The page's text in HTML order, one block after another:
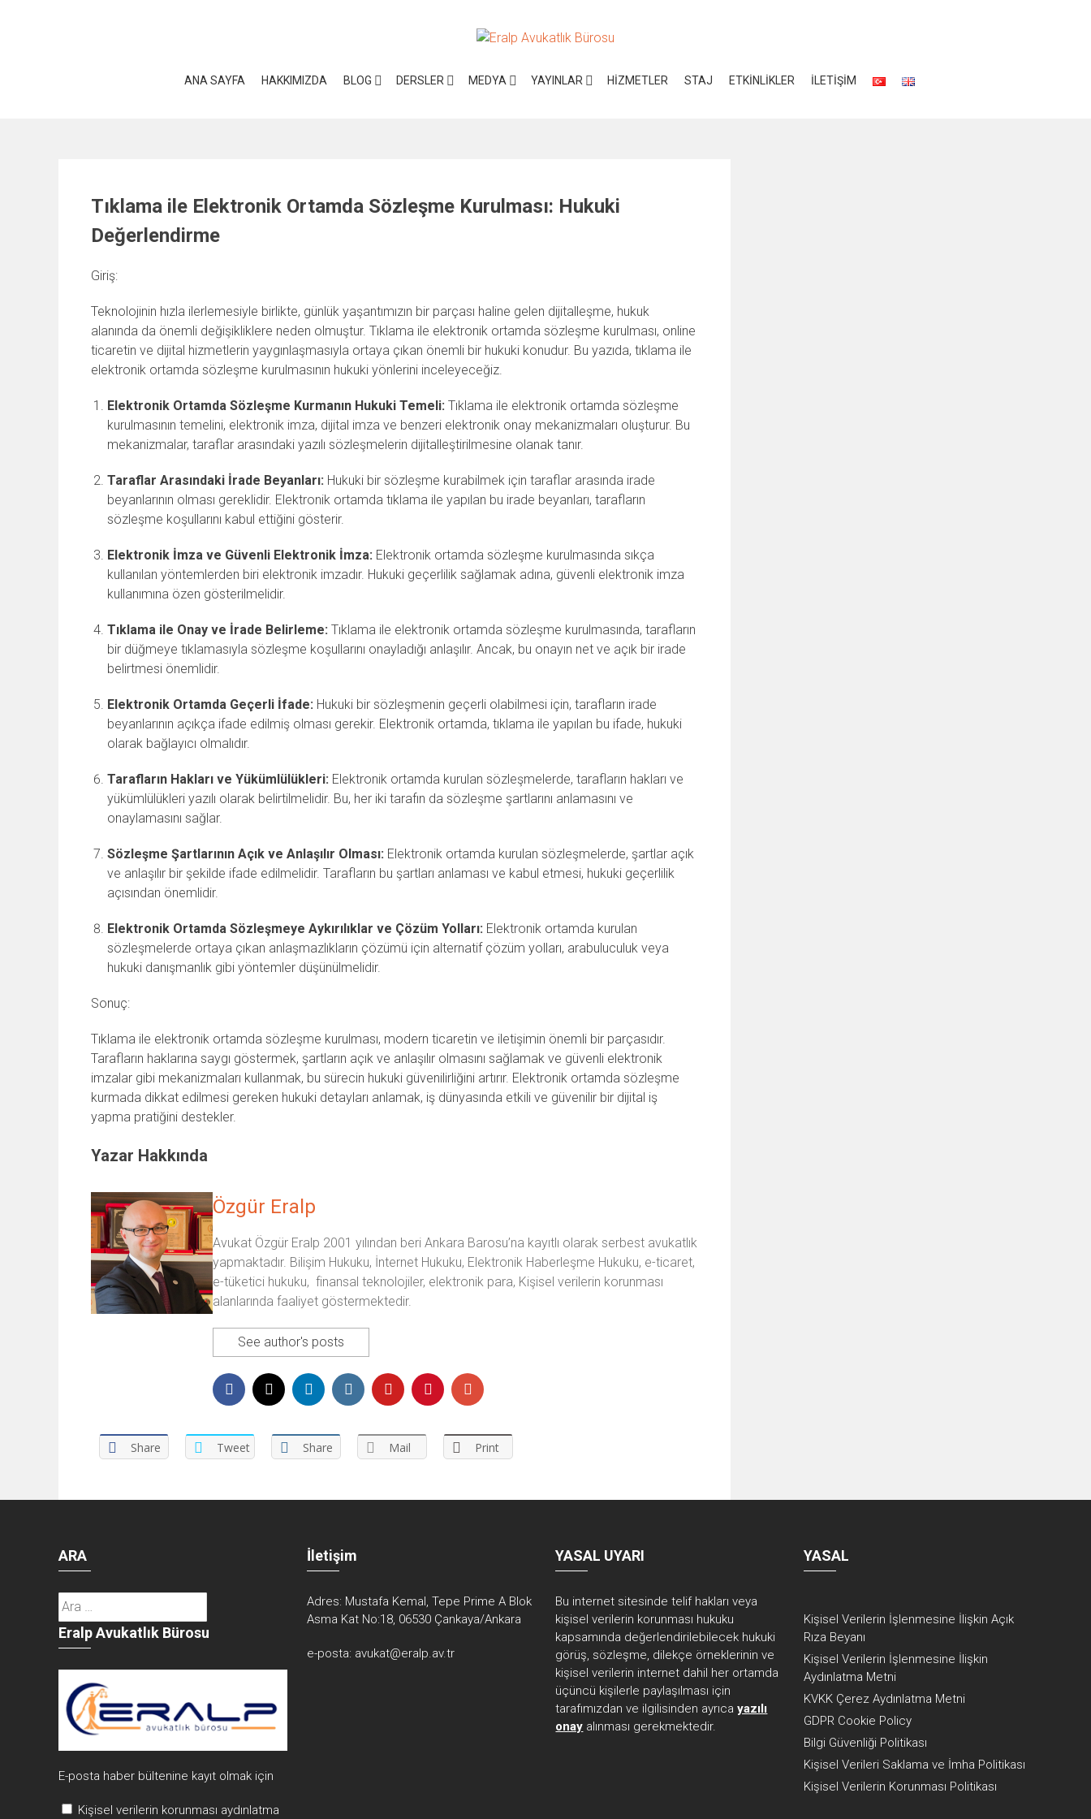
ANA SAYFA HAKKIMIZDA BLOG DERSLER MEDYA YAYINLAR HIZMETLER STAJ ETKİNLİKLER İLETİŞİM
Tıklama ile Elektronik Ortamda Sözleşme Kurulması: Hukuki
Değerlendirme
Giriş:
Teknolojinin hızla ilerlemesiyle birlikte, günlük yaşantımızın bir parçası haline gelen dijitalleşme, hukuk
alanında da önemli değişikliklere neden olmuştur. Tıklama ile elektronik ortamda sözleşme kurulması, online
ticaretin ve dijital hizmetlerin yaygınlaşmasıyla ortaya çıkan önemli bir hukuki konudur. Bu yazıda, tıklama ile
elektronik ortamda sözleşme kurulmasının hukuki yönlerini inceleyeceğiz.
Elektronik Ortamda Sözleşme Kurmanın Hukuki Temeli: Tıklama ile elektronik ortamda sözleşme
kurulmasının temelini, elektronik imza, dijital imza ve benzeri elektronik onay mekanizmaları oluşturur. Bu
mekanizmalar, taraflar arasındaki yazılı sözleşmelerin dijitalleştirilmesine olanak tanır.
Taraflar Arasındaki İrade Beyanları: Hukuki bir sözleşme kurabilmek için taraflar arasında irade
beyanlarının olması gereklidir. Elektronik ortamda tıklama ile yapılan bu irade beyanları, tarafların
sözleşme koşullarını kabul ettiğini gösterir.
Elektronik İmza ve Güvenli Elektronik İmza: Elektronik ortamda sözleşme kurulmasında sıkça
kullanılan yöntemlerden biri elektronik imzadır. Hukuki geçerlilik sağlamak adına, güvenli elektronik imza
kullanımına özen gösterilmelidir.
Tıklama ile Onay ve İrade Belirleme: Tıklama ile elektronik ortamda sözleşme kurulmasında, tarafların
bir düğmeye tıklamasıyla sözleşme koşullarını onayladığı anlaşılır. Ancak, bu onayın net ve açık bir irade
belirtmesi önemlidir.
Elektronik Ortamda Geçerli İfade: Hukuki bir sözleşmenin geçerli olabilmesi için, tarafların irade
beyanlarının açıkça ifade edilmiş olması gerekir. Elektronik ortamda, tıklama ile yapılan bu ifade, hukuki
olarak bağlayıcı olmalıdır.
Tarafların Hakları ve Yükümlülükleri: Elektronik ortamda kurulan sözleşmelerde, tarafların hakları ve
yükümlülükleri yazılı olarak belirtilmelidir. Bu, her iki tarafın da sözleşme şartlarını anlamasını ve
onaylamasını sağlar.
Sözleşme Şartlarının Açık ve Anlaşılır Olması: Elektronik ortamda kurulan sözleşmelerde, şartlar açık
ve anlaşılır bir şekilde ifade edilmelidir. Tarafların bu şartları anlaması ve kabul etmesi, hukuki geçerlilik
açısından önemlidir.
Elektronik Ortamda Sözleşmeye Aykırılıklar ve Çözüm Yolları: Elektronik ortamda kurulan
sözleşmelerde ortaya çıkan anlaşmazlıkların çözümü için alternatif çözüm yolları, arabuluculuk veya
hukuki danışmanlık gibi yöntemler düşünülmelidir.
Sonuç:
Tıklama ile elektronik ortamda sözleşme kurulması, modern ticaretin ve iletişimin önemli bir parçasıdır.
Tarafların haklarına saygı göstermek, şartların açık ve anlaşılır olmasını sağlamak ve güvenli elektronik
imzalar gibi mekanizmaları kullanmak, bu sürecin hukuki güvenilirliğini artırır. Elektronik ortamda sözleşme
kurmada dikkat edilmesi gereken hukuki detayları anlamak, iş dünyasında etkili ve güvenilir bir dijital iş
yapma pratiğini destekler.
Yazar Hakkında
Özgür Eralp
Avukat Özgür Eralp 2001 yılından beri Ankara Barosu’na kayıtlı olarak serbest avukatlık
yapmaktadır. Bilişim Hukuku, İnternet Hukuku, Elektronik Haberleşme Hukuku, e-ticaret,
e-tüketici hukuku, finansal teknolojiler, elektronik para, Kişisel verilerin korunması
alanlarında faaliyet göstermektedir.
See author's posts
Share Tweet Share Mail Print
ARA
Arama:
Eralp Avukatlık Bürosu
E-posta haber bültenine kayıt olmak için
Kişisel verilerin korunması aydınlatma
İletişim
Adres: Mustafa Kemal, Tepe Prime A Blok
Asma Kat No:18, 06530 Çankaya/Ankara
e-posta: avukat@eralp.av.tr
YASAL UYARI
Bu internet sitesinde telif hakları veya
kişisel verilerin korunması hukuku
kapsamında değerlendirilebilecek hukuki
görüş, sözleşme, dilekçe örneklerinin ve
kişisel verilerin internet dahil her ortamda
üçüncü kişilerle paylaşılması için
tarafımızdan ve ilgilisinden ayrıcayazılı
onay alınması gerekmektedir.
YASAL
Kişisel Verilerin İşlenmesine İlişkin Açık
Rıza Beyanı
Kişisel Verilerin İşlenmesine İlişkin
Aydınlatma Metni
KVKK Çerez Aydınlatma Metni
GDPR Cookie Policy
Bilgi Güvenliği Politikası
Kişisel Verileri Saklama ve İmha Politikası
Kişisel Verilerin Korunması Politikası